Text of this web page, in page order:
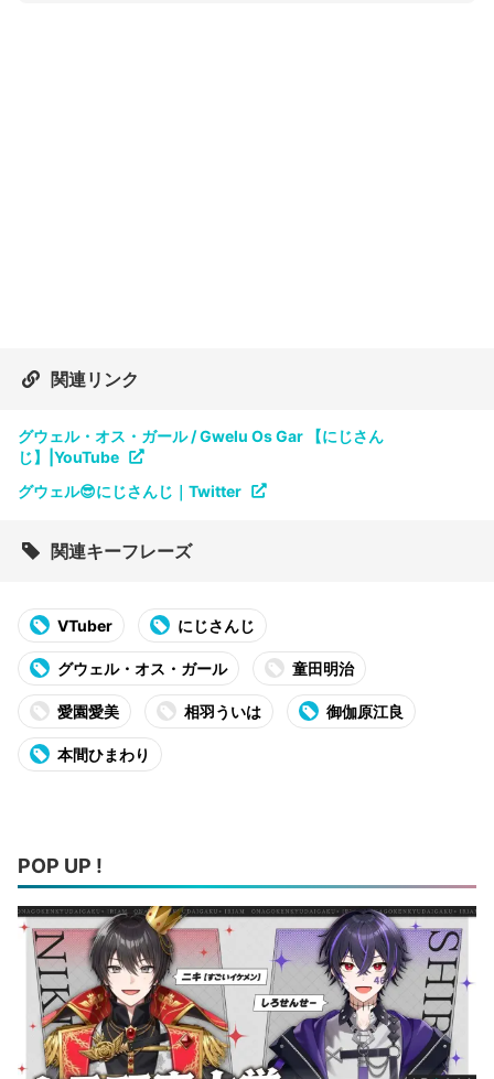
関連リンク
グウェル・オス・ガール / Gwelu Os Gar 【にじさん
じ】|YouTube
グウェル😎にじさんじ｜Twitter
関連キーフレーズ
VTuber にじさんじ
グウェル・オス・ガール 童田明治
愛園愛美 相羽ういは 御伽原江良
本間ひまわり
POP UP !